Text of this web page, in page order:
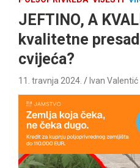
JEFTINO, A
kvalitetne
cvijeća?
11. travnja 2024. Ivan Valentić